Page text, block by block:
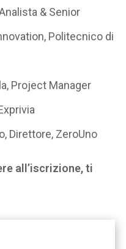
& Senior
Politecnico di
Project Manager
Direttore, ZeroUno
all’iscrizione, ti